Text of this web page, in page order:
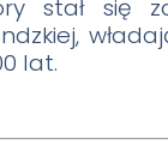
stał się
lat.